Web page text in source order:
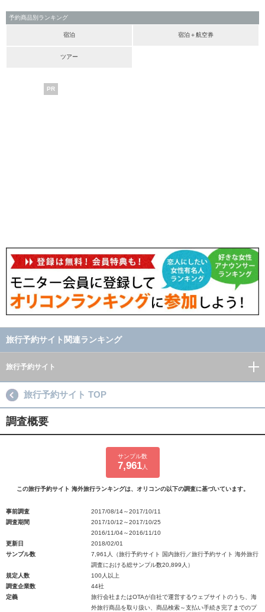
予約商品別ランキング
宿泊 宿泊＋航空券
ツアー
PR
旅行予約サイト関連ランキング
旅行予約サイト
旅行予約サイト TOP
調査概要
サンプル数
7,961人
この旅行予約サイト 海外旅行ランキングは、オリコンの以下の調査に基づいています。
事前調査
2017/08/14～2017/10/11
調査期間
2017/10/12～2017/10/25
2016/11/04～2016/11/10
更新日
2018/02/01
サンプル数
7,961人（旅行予約サイト 国内旅行／旅行予約サイト 海外旅行
調査における総サンプル数20,899人）
規定人数
100人以上
調査企業数
44社
定義
旅行会社またはOTAが自社で運営するウェブサイトのうち、海
外旅行商品を取り扱い、商品検索～支払い手続き完了までのプ